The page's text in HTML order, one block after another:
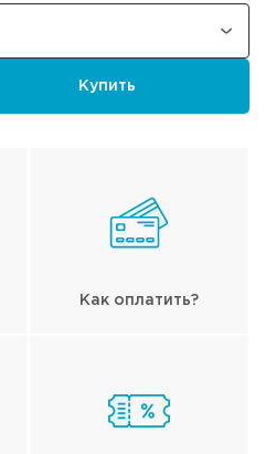
Купить
Как оплатить?